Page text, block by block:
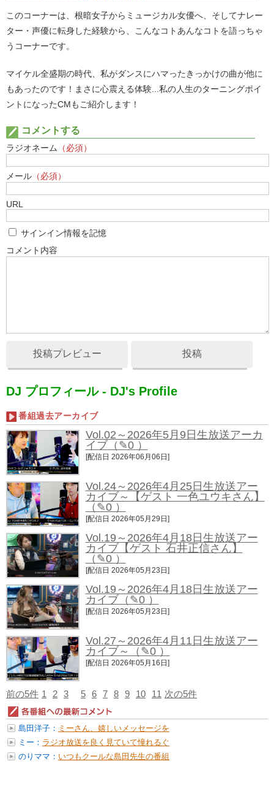
このコーナーは、根暗女子からミュージカル女優へ、そしてナレー
ター・声優に転身した経験から、こんなコトあんなコトを語っちゃ
うコーナーです。
マイケル全盛期の時代、私がダンスにハマったきっかけの曲が他に
もあったのです！まさに心震える体験...私の人生のターニングポイ
ントになったCMもご紹介します！
コメントする
ラジオネーム （必須）
メール （必須）
URL
サインイン情報を記憶
コメント内容
投稿プレビュー 投稿
DJ プロフィール - DJ's Profile
番組過去アーカイブ
Vol.02～2026年5月9日生放送アーカ
イブ （✎0 ）
[配信日 2026年06月06日]
Vol.24～2026年4月25日生放送アー
カイブ～【ゲスト 一色ユウキさん】
（✎0 ）
[配信日 2026年05月29日]
Vol.19～2026年4月18日生放送アー
カイブ【ゲスト 石井正信さん】
（✎0 ）
[配信日 2026年05月23日]
Vol.19～2026年4月18日生放送アー
カイブ （✎0 ）
[配信日 2026年05月23日]
Vol.27～2026年4月11日生放送アー
カイブ～
（✎0 ）
[配信日 2026年05月16日]
前の5件 1 2 3 5 6 7 8 9 10 11 次の5件
島田洋子： ミーさん、嬉しいメッセージを
ありがと...
ミー： ラジオ放送を良く見ていて憧れるぐ
らい...
のりママ： いつもクールな島田先生の番組